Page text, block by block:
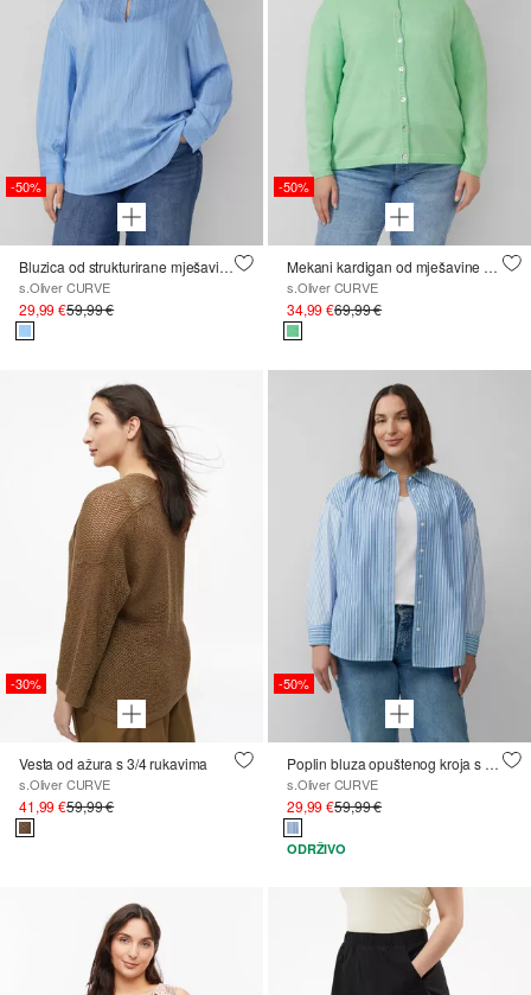
-50%
Bluzica od strukturirane mješavine viskoze u ležernom kroju
s.Oliver CURVE
29,99 €59,99 €
-50%
Mekani kardigan od mješavine pamuka
s.Oliver CURVE
34,99 €69,99 €
-30%
Vesta od ažura s 3/4 rukavima
s.Oliver CURVE
41,99 €59,99 €
-50%
Poplin bluza opuštenog kroja s miješanim prugama
s.Oliver CURVE
29,99 €59,99 €
ODRŽIVO